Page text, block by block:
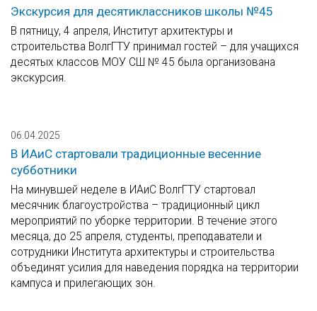
Экскурсия для десятиклассников школы №45
В пятницу, 4 апреля, Институт архитектуры и
строительства ВолгГТУ принимал гостей ­– для учащихся
десятых классов МОУ СШ № 45 была организована
экскурсия.
06.04.2025
В ИАиС стартовали традиционные весенние
субботники
На минувшей неделе в ИАиС ВолгГТУ стартовал
месячник благоустройства – традиционный цикл
мероприятий по уборке территории. В течение этого
месяца, до 25 апреля, студенты, преподаватели и
сотрудники Института архитектуры и строительства
объединят усилия для наведения порядка на территории
кампуса и прилегающих зон.